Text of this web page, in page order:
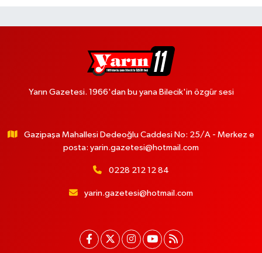
Yarın Gazetesi. 1966'dan bu yana Bilecik'in özgür sesi
Gazipaşa Mahallesi Dedeoğlu Caddesi No: 25/A - Merkez e
posta: yarin.gazetesi@hotmail.com
0228 212 12 84
yarin.gazetesi@hotmail.com